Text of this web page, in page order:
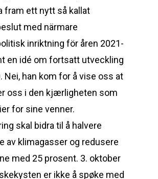
fram ett nytt så kallat
med närmare
inriktning för åren 2021-
en idé om fortsatt utveckling
Nei, han kom for å vise oss at
oss i den kjærligheten som
for sine venner.
skal bidra til å halvere
av klimagasser og redusere
med 25 prosent. 3. oktober
er ikke å spøke med